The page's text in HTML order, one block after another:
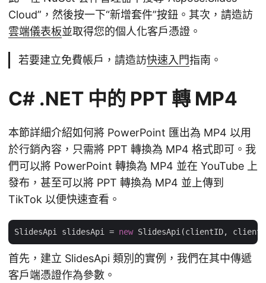
Cloud”，然後按一下“新增套件”按鈕。其次，請造訪
雲端儀表板並取得您的個人化客戶憑證。
若要建立免費帳戶，請造訪快速入門指南。
C# .NET 中的 PPT 轉 MP4
本節詳細介紹如何將 PowerPoint 匯出為 MP4 以用
於行銷內容，只需將 PPT 轉換為 MP4 格式即可。我
們可以將 PowerPoint 轉換為 MP4 並在 YouTube 上
發布，甚至可以將 PPT 轉換為 MP4 並上傳到
TikTok 以便快速查看。
SlidesApi slidesApi = new
首先，建立 SlidesApi 類別的實例，我們在其中傳遞
客戶端憑證作為參數。